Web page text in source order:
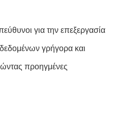
για την επεξεργασία
γρήγορα και
προηγμένες